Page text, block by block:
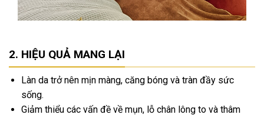
HIỆU QUẢ MANG LẠI
Làn da trở nên mịn màng, căng bóng và tràn đầy sức
sống.
Giảm thiểu các vấn đề về mụn, lỗ chân lông to và thâm